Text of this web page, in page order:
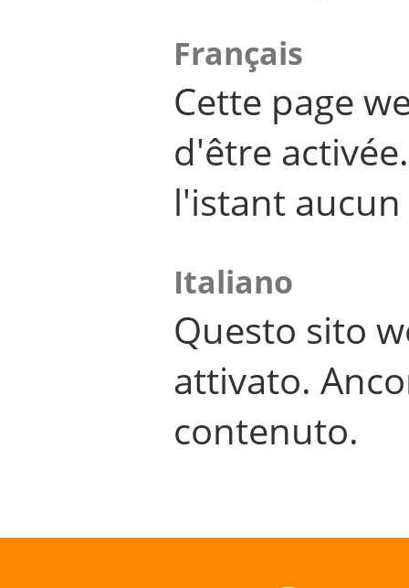
Français
Cette page
d'être
l'istant
Italiano
Questo sito
attivato.
contenuto.